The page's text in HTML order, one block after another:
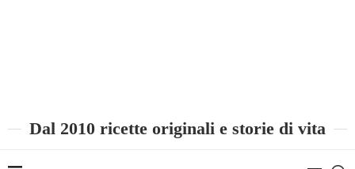
Dal 2010 ricette originali e storie di vita